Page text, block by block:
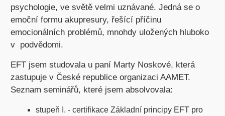
psychologie, ve světě velmi uznávané. Jedná se o
emoční formu akupresury, řešící příčinu
emocionálních problémů, mnohdy uložených hluboko
v podvědomi.
EFT jsem studovala u paní Marty Noskové, která
zastupuje v České republice organizaci AAMET.
Seznam seminářů, které jsem absolvovala:
stupeň I. - certifikace Základní principy EFT pro